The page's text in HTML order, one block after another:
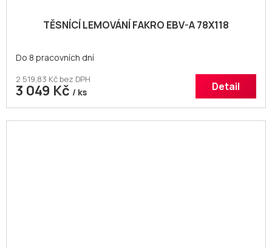
TĚSNÍCÍ LEMOVÁNÍ FAKRO EBV-A 78X118
Do 8 pracovních dní
2 519,83 Kč bez DPH
3 049 Kč / ks Detail